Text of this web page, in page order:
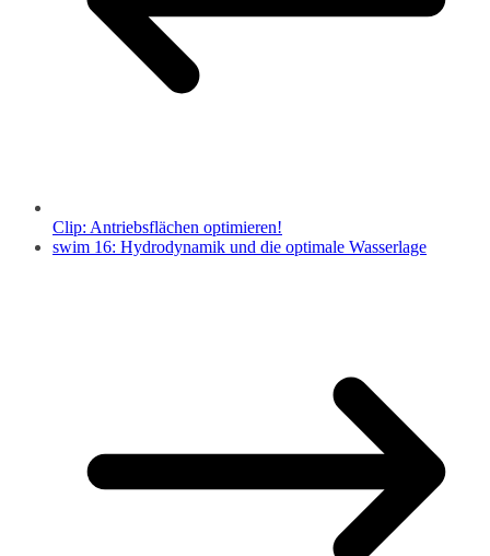
Clip: Antriebsflächen optimieren!
swim 16: Hydrodynamik und die optimale Wasserlage